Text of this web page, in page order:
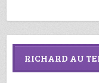
RICHARD AU